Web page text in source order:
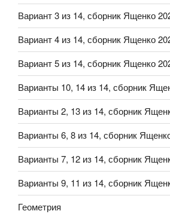
Вариант 3 из 14, сборник Ященко
Вариант 4 из 14, сборник Ященко
Вариант 5 из 14, сборник Ященко
Варианты 10, 14 из 14, сборник
Варианты 2, 13 из 14, сборник
Варианты 6, 8 из 14, сборник
Варианты 7, 12 из 14, сборник
Варианты 9, 11 из 14, сборник
Геометрия